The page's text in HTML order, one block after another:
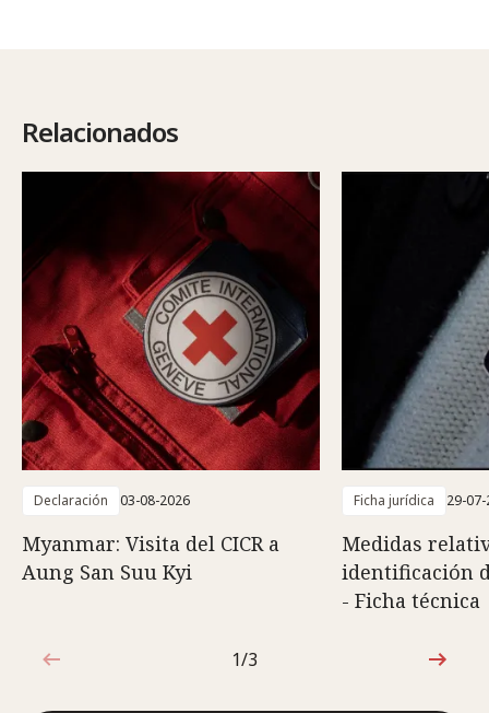
Relacionados
Declaración 03-08-2026
Myanmar: Visita del CICR a
Aung San Suu Kyi
Ficha jurídica 29-
Medidas
identificación
- Ficha técnica
1de3
1/3